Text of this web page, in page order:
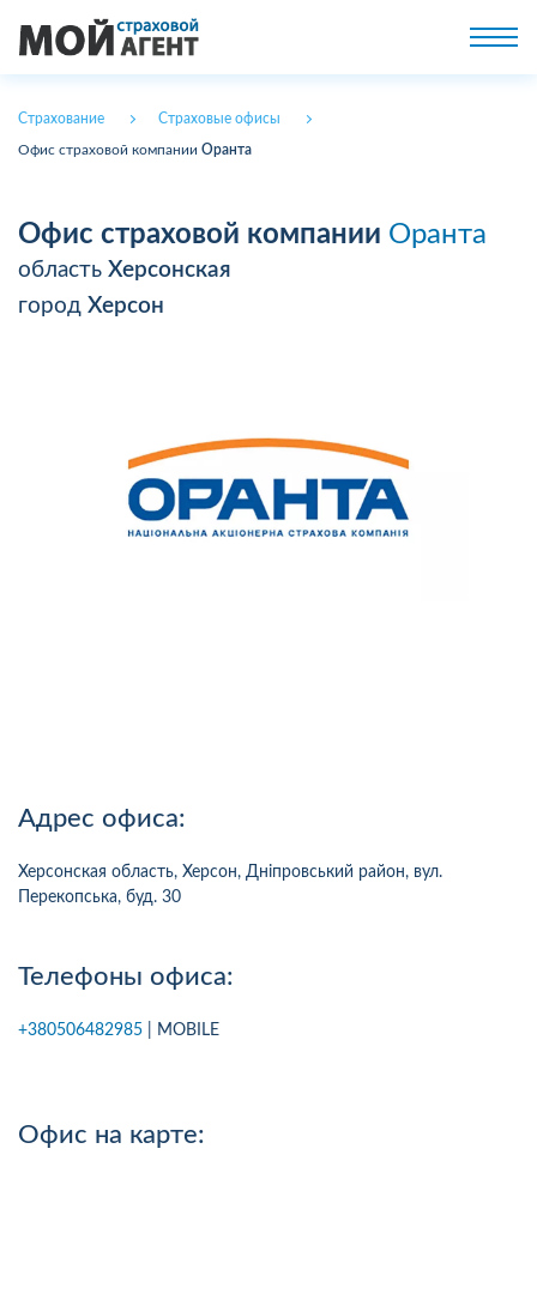
Страхование Страховые офисы
Офис страховой компании Оранта
Офис страховой компании Оранта
область Херсонская
город Херсон
Адрес офиса:
Херсонская область, Херсон, Дніпровський район, вул.
Перекопська, буд. 30
Телефоны офиса:
+380506482985 | MOBILE
Офис на карте: